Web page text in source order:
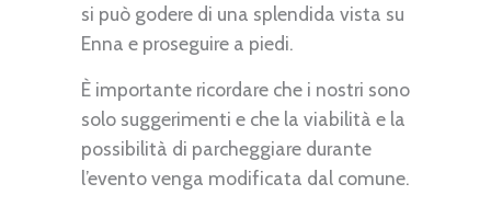
si può godere di una splendida vista su
Enna e proseguire a piedi.
È importante ricordare che i nostri sono
solo suggerimenti e che la viabilità e la
possibilità di parcheggiare durante
l’evento venga modificata dal comune.